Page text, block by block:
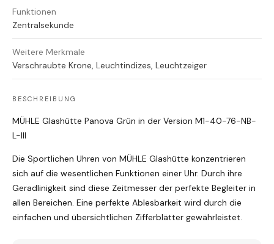
Funktionen
Zentralsekunde
Weitere Merkmale
Verschraubte Krone, Leuchtindizes, Leuchtzeiger
BESCHREIBUNG
MÜHLE Glashütte Panova Grün in der Version M1-40-76-NB-
L-III
Die Sportlichen Uhren von MÜHLE Glashütte konzentrieren
sich auf die wesentlichen Funktionen einer Uhr. Durch ihre
Geradlinigkeit sind diese Zeitmesser der perfekte Begleiter in
allen Bereichen. Eine perfekte Ablesbarkeit wird durch die
einfachen und übersichtlichen Zifferblätter gewährleistet.